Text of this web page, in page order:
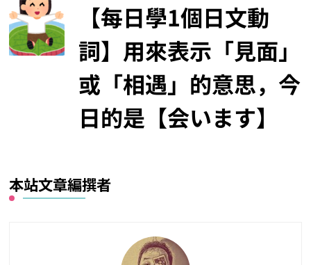
【每日學1個日文動
詞】用來表示「見面」
或「相遇」的意思，今
日的是【会います】
本站文章編撰者